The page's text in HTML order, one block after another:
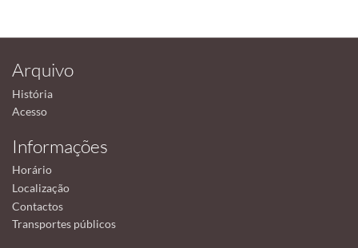
Arquivo
História
Acesso
Informações
Horário
Localização
Contactos
Transportes públicos